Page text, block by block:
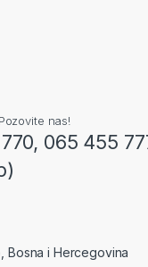
nas!
065 455
Bosna i Hercegovina